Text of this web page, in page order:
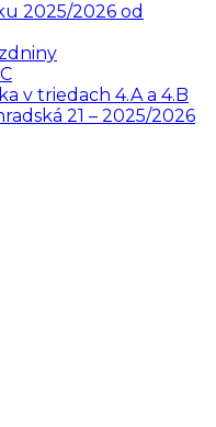
2025/2026 od
v triedach 4.A a 4.B
21 – 2025/2026